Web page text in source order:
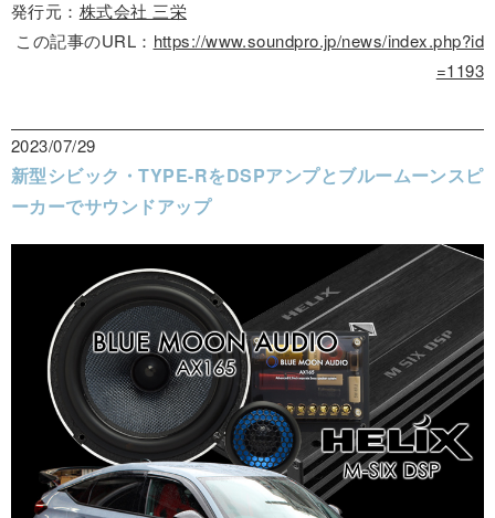
発行元： 株式会社 三栄
この記事のURL： https://www.soundpro.jp/news/index.php?id
=1193
2023/07/29
新型シビック・TYPE-RをDSPアンプとブルームーンスピ
ーカーでサウンドアップ